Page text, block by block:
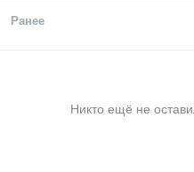
Ранее
Никто ещё не